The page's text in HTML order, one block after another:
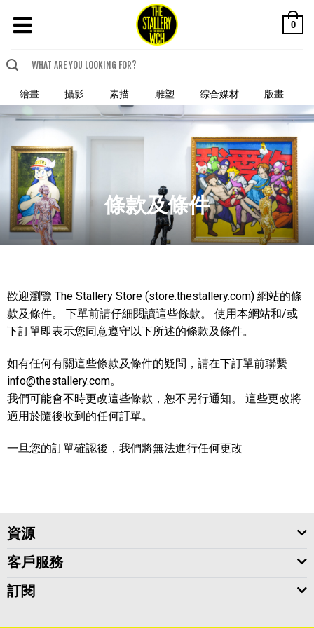
0
繪畫 攝影 素描 雕塑 綜合媒材 版畫
條款及條件
歡迎瀏覽 The Stallery Store (store.thestallery.com) 網站的條
款及條件。 下單前請仔細閱讀這些條款。 使用本網站和/或
下訂單即表示您同意遵守以下所述的條款及條件。
如有任何有關這些條款及條件的疑問，請在下訂單前聯繫
info@thestallery.com。
我們可能會不時更改這些條款，恕不另行通知。 這些更改將
適用於隨後收到的任何訂單。
一旦您的訂單確認後，我們將無法進行任何更改
資源
客戶服務
訂閱